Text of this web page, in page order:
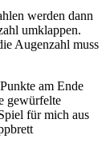
werden dann
umklappen.
Augenzahl muss
am Ende
gewürfelte
für mich aus